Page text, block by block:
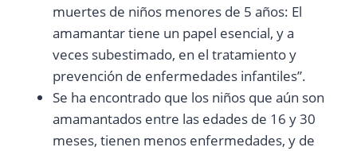
muertes de niños menores de 5 años: El
amamantar tiene un papel esencial, y a
veces subestimado, en el tratamiento y
prevención de enfermedades infantiles”.
Se ha encontrado que los niños que aún son
amamantados entre las edades de 16 y 30
meses, tienen menos enfermedades, y de